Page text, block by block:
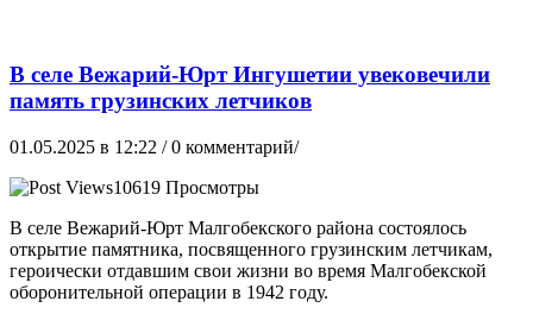
В селе Вежарий-Юрт Ингушетии увековечили
память грузинских летчиков
01.05.2025 в 12:22 / 0 комментарий/
10619 Просмотры
В селе Вежарий-Юрт Малгобекского района состоялось
открытие памятника, посвященного грузинским летчикам,
героически отдавшим свои жизни во время Малгобекской
оборонительной операции в 1942 году.